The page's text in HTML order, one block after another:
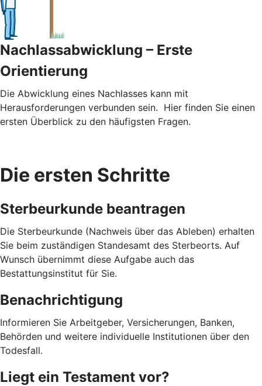
Nachlassabwicklung – Erste
Orientierung
Die Abwicklung eines Nachlasses kann mit
Herausforderungen verbunden sein. Hier finden Sie einen
ersten Überblick zu den häufigsten Fragen.
Die ersten Schritte
Sterbeurkunde beantragen
Die Sterbeurkunde (Nachweis über das Ableben) erhalten
Sie beim zuständigen Standesamt des Sterbeorts. Auf
Wunsch übernimmt diese Aufgabe auch das
Bestattungsinstitut für Sie.
Benachrichtigung
Informieren Sie Arbeitgeber, Versicherungen, Banken,
Behörden und weitere individuelle Institutionen über den
Todesfall.
Liegt ein Testament vor?